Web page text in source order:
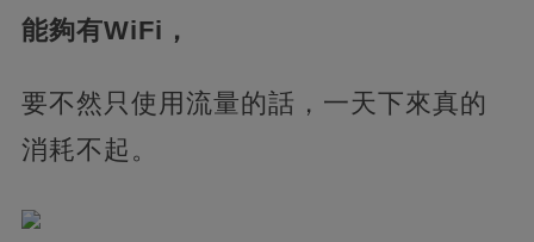
能夠有WiFi，
要不然只使用流量的話，一天下來真的
消耗不起。